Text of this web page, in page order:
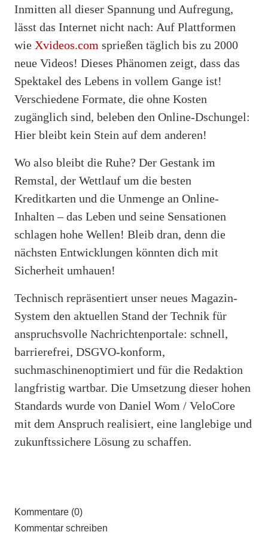
Inmitten all dieser Spannung und Aufregung,
lässt das Internet nicht nach: Auf Plattformen
wie Xvideos.com sprießen täglich bis zu 2000
neue Videos! Dieses Phänomen zeigt, dass das
Spektakel des Lebens in vollem Gange ist!
Verschiedene Formate, die ohne Kosten
zugänglich sind, beleben den Online-Dschungel:
Hier bleibt kein Stein auf dem anderen!
Wo also bleibt die Ruhe? Der Gestank im
Remstal, der Wettlauf um die besten
Kreditkarten und die Unmenge an Online-
Inhalten – das Leben und seine Sensationen
schlagen hohe Wellen! Bleib dran, denn die
nächsten Entwicklungen könnten dich mit
Sicherheit umhauen!
Technisch repräsentiert unser neues Magazin-
System den aktuellen Stand der Technik für
anspruchsvolle Nachrichtenportale: schnell,
barrierefrei, DSGVO-konform,
suchmaschinenoptimiert und für die Redaktion
langfristig wartbar. Die Umsetzung dieser hohen
Standards wurde von Daniel Wom / VeloCore
mit dem Anspruch realisiert, eine langlebige und
zukunftssichere Lösung zu schaffen.
Kommentare (0)
Kommentar schreiben